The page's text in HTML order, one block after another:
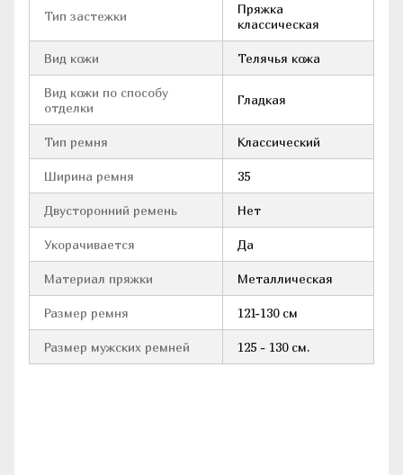
Тип застежки
Пряжка
классическая
Вид кожи Телячья кожа
Вид кожи по способу
отделки
Гладкая
Тип ремня Классический
Ширина ремня 35
Двусторонний ремень Нет
Укорачивается Да
Материал пряжки Металлическая
Размер ремня 121-130 см
Размер мужских ремней 125 - 130 см.